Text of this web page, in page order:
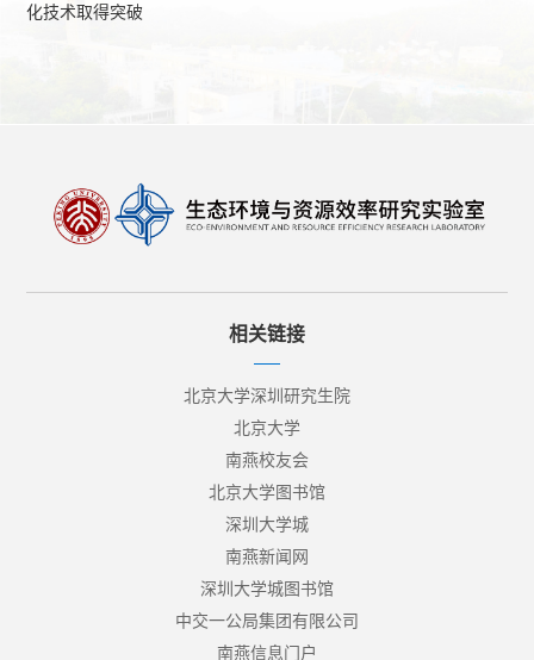
化技术取得突破
相关链接
北京大学深圳研究生院
北京大学
南燕校友会
北京大学图书馆
深圳大学城
南燕新闻网
深圳大学城图书馆
中交一公局集团有限公司
南燕信息门户